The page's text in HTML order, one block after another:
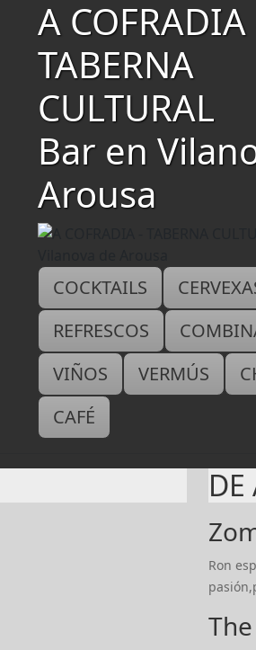
A COFRADIA
TABERNA
CULTURAL
Bar en
Arousa
COCKTAILS
REFRESCOS
VIÑOS
VERMÚS
CAFÉ
DE
Ron